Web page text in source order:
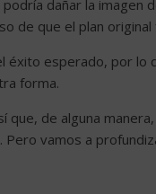
dañar la imagen
de que el plan original
éxito esperado, por lo
forma.
que, de alguna
vamos a